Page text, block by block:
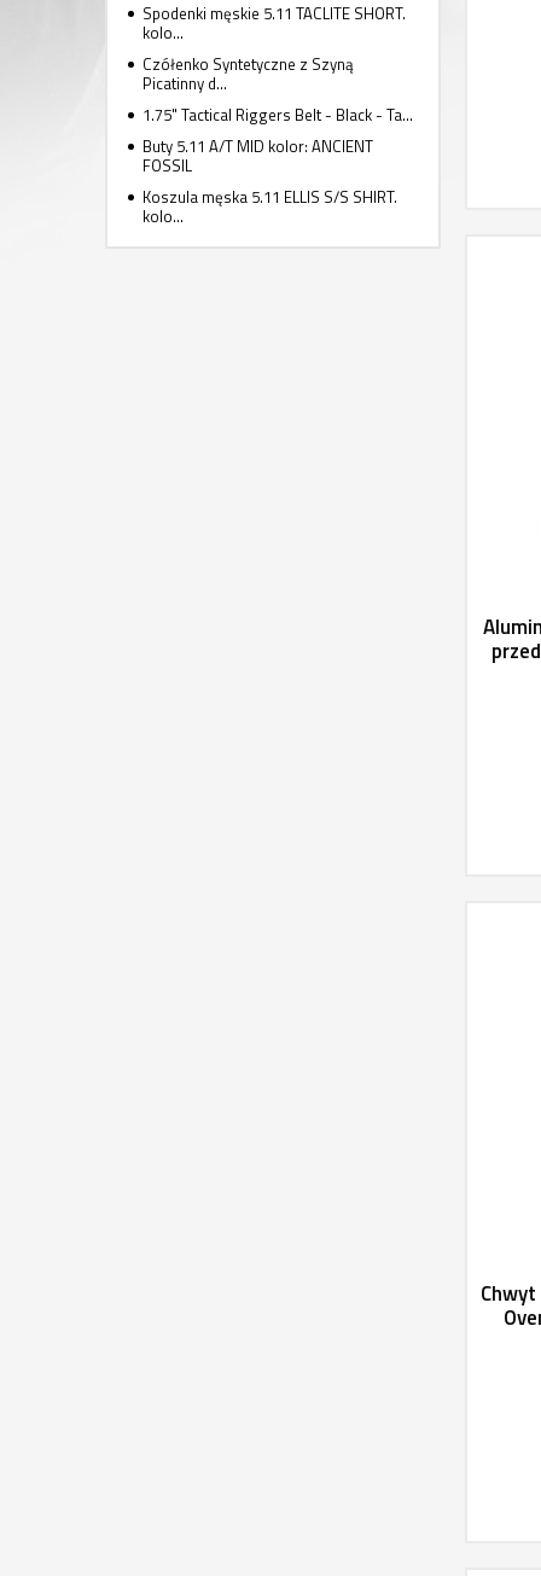
Spodenki męskie 5.11 TACLITE SHORT.
kolo...
Czółenko Syntetyczne z Szyną
Picatinny d...
1.75" Tactical Riggers Belt - Black - Ta...
Buty 5.11 A/T MID kolor: ANCIENT
FOSSIL
Koszula męska 5.11 ELLIS S/S SHIRT.
kolo...